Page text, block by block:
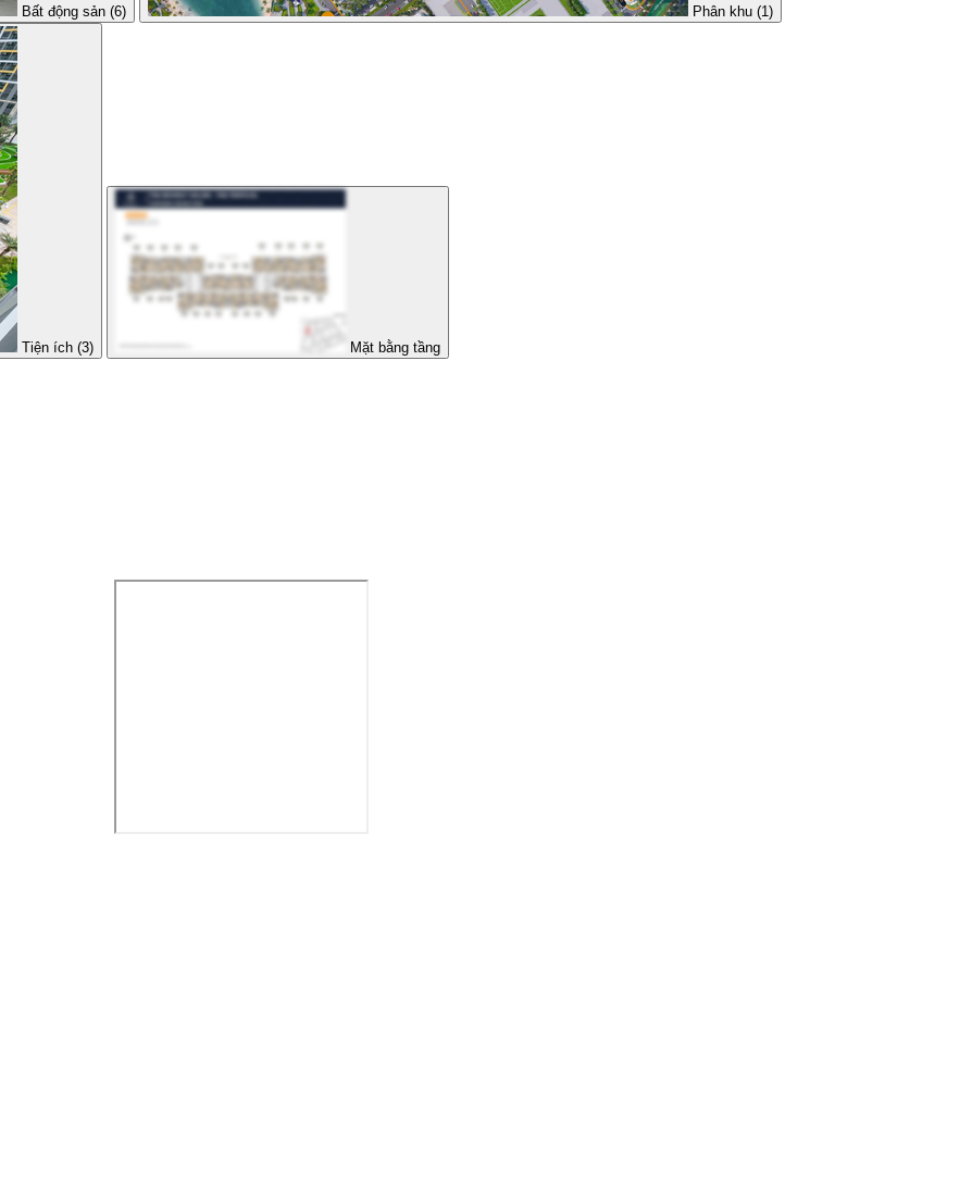
Bất động sản (6) Phân khu (1)
Tiện ích (3) Mặt bằng tầng